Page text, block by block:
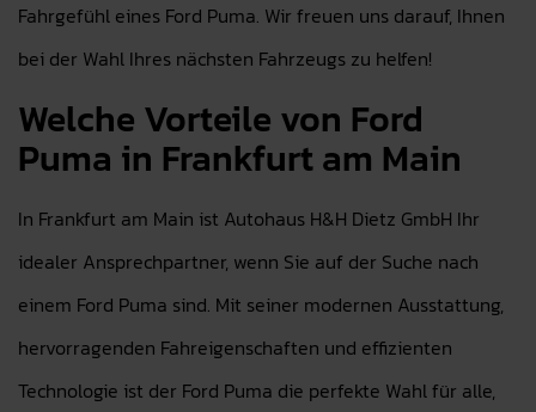
Fahrgefühl eines Ford Puma. Wir freuen uns darauf, Ihnen
bei der Wahl Ihres nächsten Fahrzeugs zu helfen!
Welche Vorteile von Ford
Puma in Frankfurt am Main
In Frankfurt am Main ist Autohaus H&H Dietz GmbH Ihr
idealer Ansprechpartner, wenn Sie auf der Suche nach
einem Ford Puma sind. Mit seiner modernen Ausstattung,
hervorragenden Fahreigenschaften und effizienten
Technologie ist der Ford Puma die perfekte Wahl für alle,